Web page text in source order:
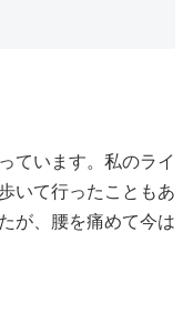
ています。私のライ
いて行ったこともあ
が、腰を痛めて今は